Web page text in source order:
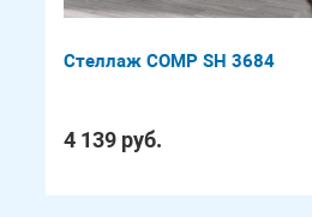
Стеллаж COMP SH 3684
4 139 руб.